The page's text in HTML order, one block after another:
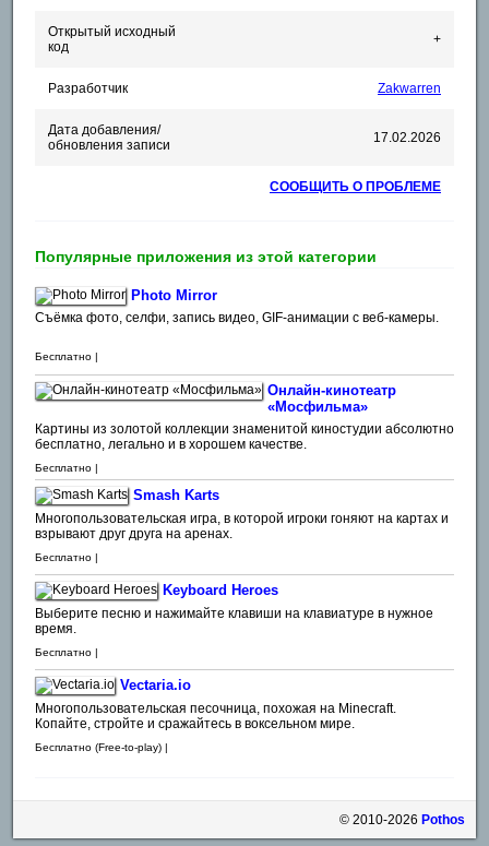
Открытый исходный
код
+
Разработчик Zakwarren
Дата добавления/
обновления записи
17.02.2026
СООБЩИТЬ О ПРОБЛЕМЕ
Популярные приложения из этой категории
Photo Mirror
Съёмка фото, селфи, запись видео, GIF-анимации с веб-камеры.
Бесплатно |
Онлайн-кинотеатр
«Мосфильма»
Картины из золотой коллекции знаменитой киностудии абсолютно
бесплатно, легально и в хорошем качестве.
Бесплатно |
Smash Karts
Многопользовательская игра, в которой игроки гоняют на картах и
взрывают друг друга на аренах.
Бесплатно |
Keyboard Heroes
Выберите песню и нажимайте клавиши на клавиатуре в нужное
время.
Бесплатно |
Vectaria.io
Многопользовательская песочница, похожая на Minecraft.
Копайте, стройте и сражайтесь в воксельном мире.
Бесплатно (Free-to-play) |
© 2010-2026 Pothos